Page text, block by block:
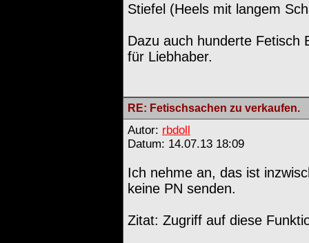
Stiefel (Heels mit langem
Dazu auch hunderte Fetisch
für Liebhaber.
RE: Fetischsachen zu verkaufen.
Autor: rbdoll
Datum: 14.07.13 18:09
Ich nehme an, das ist
keine PN senden.
Zitat: Zugriff auf diese